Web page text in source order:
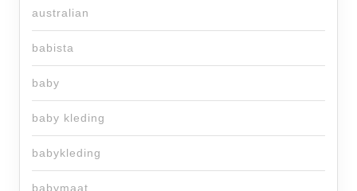
australian
babista
baby
baby kleding
babykleding
babymaat